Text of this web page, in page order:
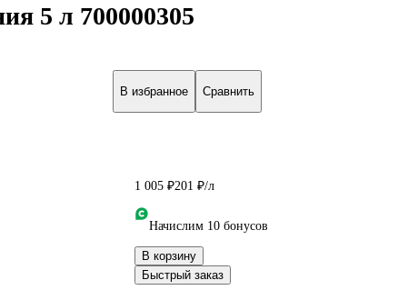
5 л 700000305
В избранное Сравнить
1 005 ₽201 ₽/л
Начислим 10 бонусов
В корзину
Быстрый заказ